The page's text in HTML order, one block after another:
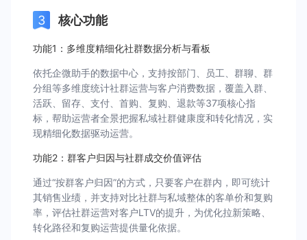
核心功能
功能1：多维度精细化社群数据分析与看板
依托企微助手的数据中心，支持按部门、员工、群聊、群
分组等多维度统计社群运营与客户消费数据，覆盖入群、
活跃、留存、支付、首购、复购、退款等37项核心指
标，帮助运营者全景把握私域社群健康度和转化情况，实
现精细化数据驱动运营。
功能2：群客户归因与社群成交价值评估
通过“按群客户归因”的方式，只要客户在群内，即可统计
其销售业绩，并支持对比社群与私域整体的客单价和复购
率，评估社群运营对客户LTV的提升，为优化拉新策略、
转化路径和复购运营提供量化依据。